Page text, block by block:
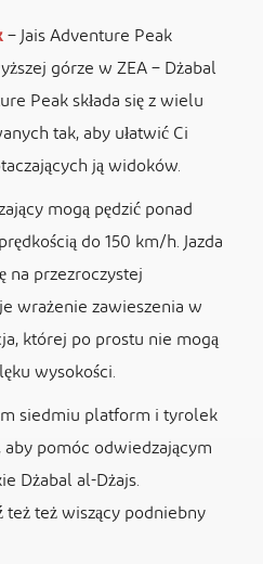
– Jais Adventure Peak
górze w ZEA – Dżabal
Peak składa się z wielu
tak, aby ułatwić Ci
ją widoków.
mogą pędzić ponad
do 150 km/h. Jazda
na przezroczystej
wrażenie zawieszenia w
której po prostu nie mogą
wysokości.
siedmiu platform i tyrolek
pomóc odwiedzającym
Dżabal al-Dżajs.
też wiszący podniebny